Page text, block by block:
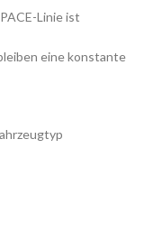
Linie ist
eine konstante